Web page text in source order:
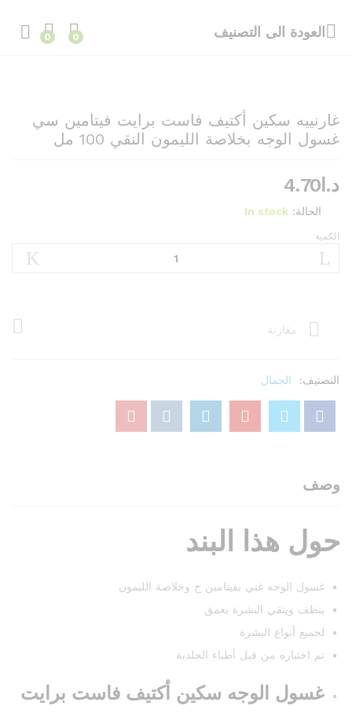
العودة الى التصنيف 0
0
غارنييه سكين أكتيف فاست برايت فيتامين سي
غسول الوجه بخلاصة الليمون النقي 100 مل
د.ا 4.70
الحالة: In stock
غارنييه
سكين
فيتامين
الوجه
الليمون
النقي
كمية
الكمية
مقارنة
التصنيف: الجمال
وصف
حول هذا البند
غسول الوجه غني بفيتامين ج وخلاصة الليمون
ينظف وينقي البشرة بعمق
لجميع أنواع البشرة
تم اختباره من قبل أطباء الجلدية
غسول الوجه سكين أكتيف فاست برايت